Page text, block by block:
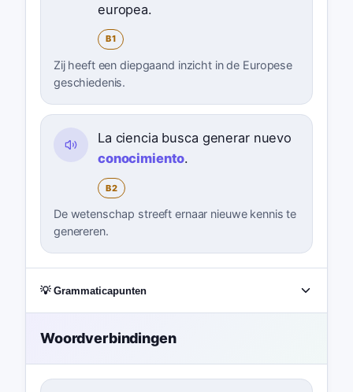
europea.
B1
Zij heeft een diepgaand inzicht in de Europese
geschiedenis.
La ciencia busca generar nuevo
conocimiento.
B2
De wetenschap streeft ernaar nieuwe kennis te
genereren.
💡 Grammaticapunten
Woordverbindingen